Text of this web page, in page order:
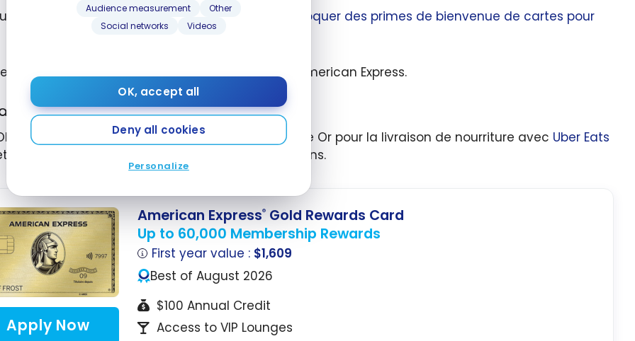
Audience measurement
Other
Social networks
Videos
OK, accept all
Deny all cookies
Personalize
une offre particulièrement intéressante pour débloquer des primes de bienvenue de cartes pour
autres mesures particulières à chaque carte American Express.
Or avec primes American ExpressMD
5 points-privilèges par dollar avec la Carte Or pour la livraison de nourriture avec Uber Eats
jusqu’au 31 août. Plus d’informations.
American Express®Gold Rewards Card
Up to 60,000 Membership Rewards
First year value : $1,609
Best of August 2026
$100 Annual Credit
Access to VIP Lounges
Apply Now